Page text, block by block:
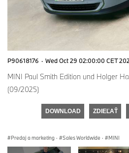
P90618176 · Wed Oct 29 02:00:00 CET
MINI Paul Smith Edition und Holger
(09/2025)
DOWNLOAD ZDIEĽAŤ
Predaj a marketing · Sales Worldwide · MINI